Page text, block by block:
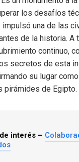
los desafíos
impulsó una de las
de la historia. A
continuo,
secretos de esta
su lugar
pirámides de Egipto.
interés –